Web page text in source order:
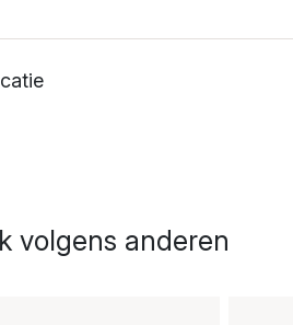
volgens anderen